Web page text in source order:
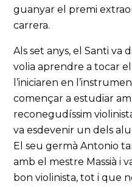
guanyar el premi
carrera.
Als set anys, el Santi va
volia aprendre a tocar
l’iniciaren en
començar a estudiar
reconegudíssim
va esdevenir un dels
El seu germà Antonio
amb el mestre Massià i
bon violinista, tot i que